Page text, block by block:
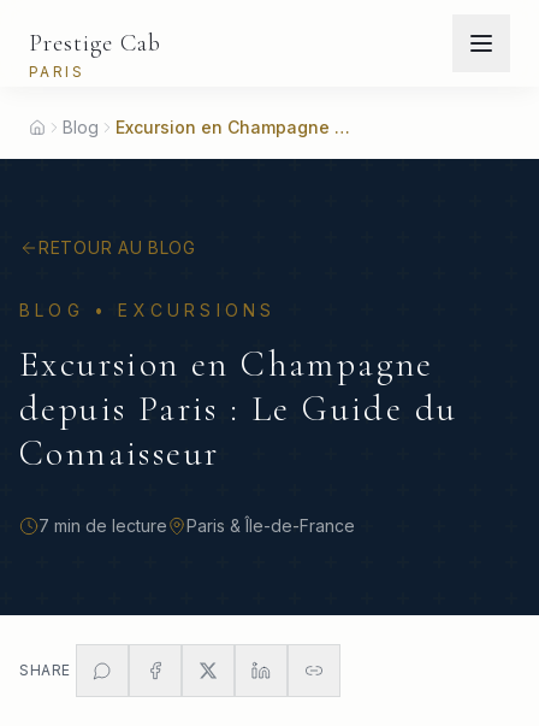
Prestige Cab
PARIS
HomeBlog Excursion en Champagne depuis Paris : Le Guide du Connaisseur
RETOUR AU BLOG
BLOG •EXCURSIONS
Excursion en Champagne
depuis Paris : Le Guide du
Connaisseur
7 min de lecture Paris & Île-de-France
SHARE